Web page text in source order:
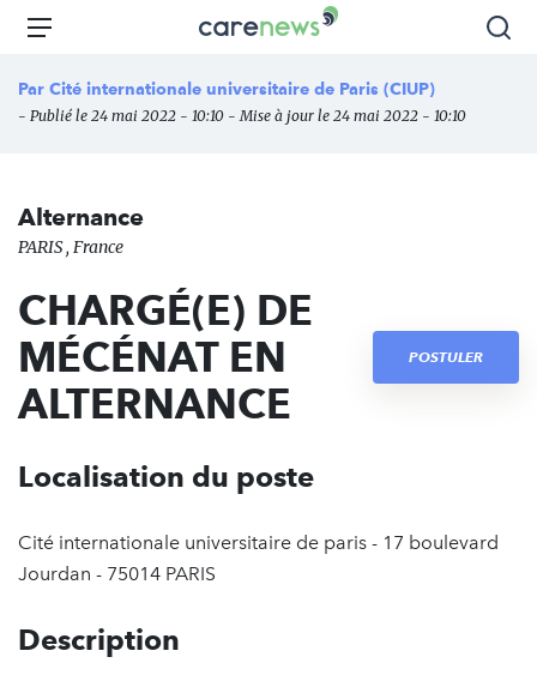
Aller
principal
Carenews,
média
des
Menu
Par Cité internationale universitaire de Paris (CIUP)
- Publié le 24 mai 2022 - 10:10 - Mise à jour le 24 mai 2022 - 10:10
Alternance
PARIS , France
CHARGÉ(E) DE
MÉCÉNAT EN
ALTERNANCE
POSTULER
Localisation du poste
Cité internationale universitaire de paris - 17 boulevard
Jourdan - 75014 PARIS
Description